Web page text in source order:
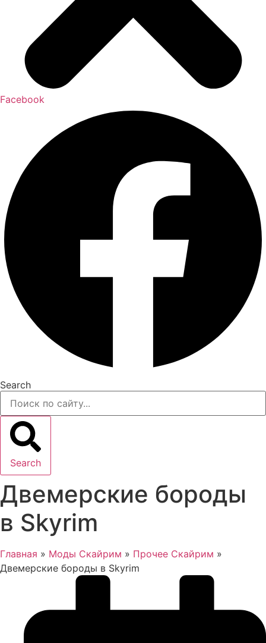
Facebook
Search
Search
Двемерские бороды
в Skyrim
Главная » Моды Скайрим » Прочее Скайрим »
Двемерские бороды в Skyrim